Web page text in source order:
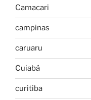
Camacari
campinas
caruaru
Cuiabá
curitiba